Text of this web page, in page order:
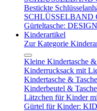
Bestickte
SCHLÜSSELBAND
Gürteltasche:
Kinderartikel
Zur Kategorie
Kleine Kindertasche
Kinderrucksack mit
Kindertasche &
Kinderbeutel &
Lätzchen für Kinder
Gürtel für Kinder: